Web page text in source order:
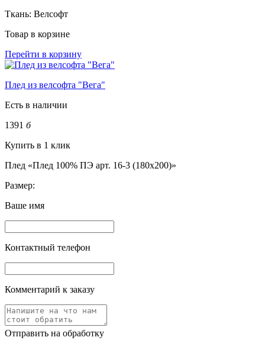
Ткань: Велсофт
Товар в корзине
Перейти в корзину
Плед из велсофта "Вега"
Есть в наличии
1391 б
Купить в 1 клик
Плед «Плед 100% ПЭ арт. 16-3 (180х200)»
Размер:
Ваше имя
Контактный телефон
Комментарий к заказу
Отправить на обработку